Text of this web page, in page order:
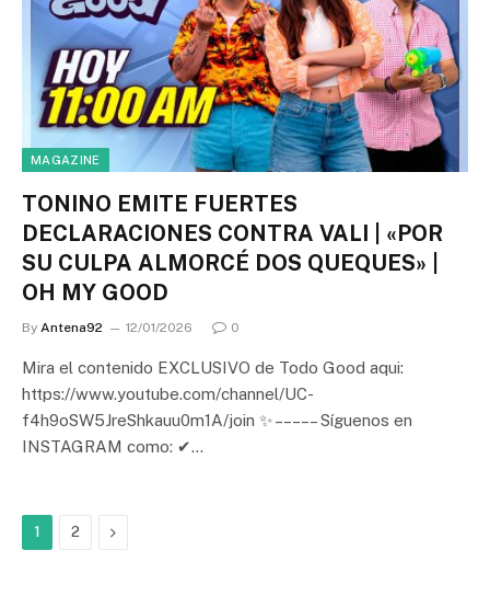
MAGAZINE
TONINO EMITE FUERTES
DECLARACIONES CONTRA VALI | «POR
SU CULPA ALMORCÉ DOS QUEQUES» |
OH MY GOOD
By Antena92 12/01/2026 0
Mira el contenido EXCLUSIVO de Todo Good aqui:
https://www.youtube.com/channel/UC-
f4h9oSW5JreShkauu0m1A/join ✨ – – – – – Síguenos en
INSTAGRAM como: ✔…
1 2 Next